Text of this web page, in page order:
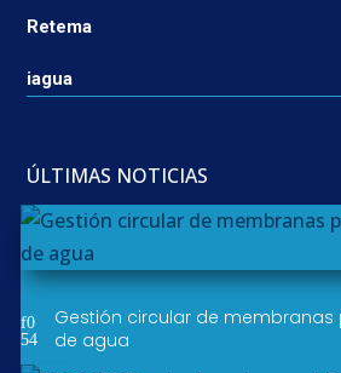
Retema
iagua
ÚLTIMAS NOTICIAS
Gestión circular de
de agua